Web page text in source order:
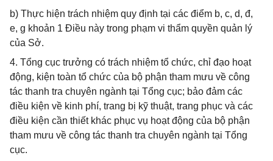
b) Thực hiện trách nhiệm quy định tại các điểm b, c, d, đ,
e, g khoản 1 Điều này trong phạm vi thẩm quyền quản lý
của Sở.
4. Tổng cục trưởng có trách nhiệm tổ chức, chỉ đạo hoạt
động, kiện toàn tổ chức của bộ phận tham mưu về công
tác thanh tra chuyên ngành tại Tổng cục; bảo đảm các
điều kiện về kinh phí, trang bị kỹ thuật, trang phục và các
điều kiện cần thiết khác phục vụ hoạt động của bộ phận
tham mưu về công tác thanh tra chuyên ngành tại Tổng
cục.